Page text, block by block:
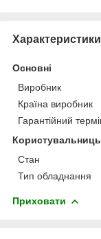
Характеристики
Основні
Виробник
Країна виробник
Гарантійний
Стан
Тип обладнання
Приховати